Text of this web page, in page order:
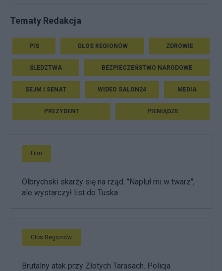
Tematy Redakcja
PIS GŁOS REGIONÓW ZDROWIE
ŚLEDZTWA BEZPIECZEŃSTWO NARODOWE
SEJM I SENAT WIDEO SALON24 MEDIA
PREZYDENT PIENIĄDZE
Film
Olbrychski skarży się na rząd. "Napluł mi w twarz",
ale wystarczył list do Tuska
Głos Regionów
Brutalny atak przy Złotych Tarasach. Policja